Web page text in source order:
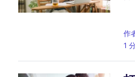
作
1